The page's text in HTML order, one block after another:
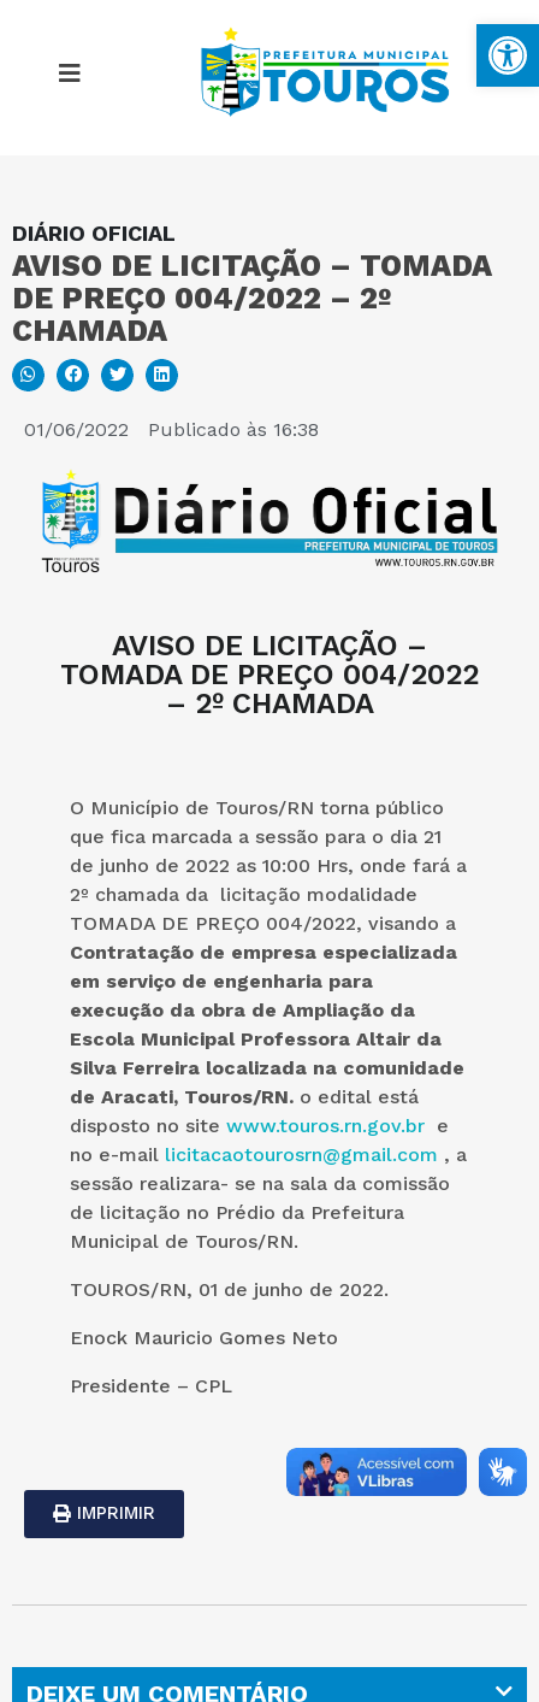
DIÁRIO OFICIAL
AVISO DE LICITAÇÃO – TOMADA
DE PREÇO 004/2022 – 2º
CHAMADA
01/06/2022 Publicado às 16:38
AVISO DE LICITAÇÃO –
TOMADA DE PREÇO 004/2022
– 2º CHAMADA
O Município de Touros/RN torna público
que fica marcada a sessão para o dia 21
de junho de 2022 as 10:00 Hrs, onde fará a
2º chamada da licitação modalidade
TOMADA DE PREÇO 004/2022, visando a
Contratação de empresa especializada
em serviço de engenharia para
execução da obra de Ampliação da
Escola Municipal Professora Altair da
Silva Ferreira localizada na comunidade
de Aracati, Touros/RN. o edital está
disposto no site www.touros.rn.gov.br e
no e-mail licitacaotourosrn@gmail.com , a
sessão realizara- se na sala da comissão
de licitação no Prédio da Prefeitura
Municipal de Touros/RN.
TOUROS/RN, 01 de junho de 2022.
Enock Mauricio Gomes Neto
Presidente – CPL
IMPRIMIR
DEIXE UM COMENTÁRIO
MAPA DO SITE
PORTAL DA TRANSPARÊNCIA
E-SIC
PERGUNTAS FREQUENTES